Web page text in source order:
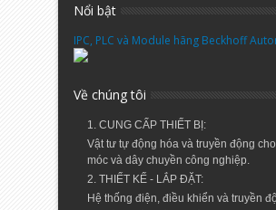
Nổi bật
IPC, PLC và Module hãng Beckhoff
Về chúng tôi
1. CUNG CẤP THIẾT BỊ:
Vật tư tự động hóa và truyền động
móc và dây chuyền công nghiệp.
2. THIẾT KẾ - LẮP ĐẶT:
Hệ thống điện, điều khiển và truyền